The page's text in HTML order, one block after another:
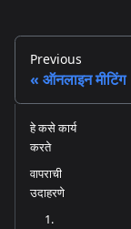
Previous
ऑनलाइन मीटिंग
हे कसे कार्य
करते
वापराची
उदाहरणे
1.